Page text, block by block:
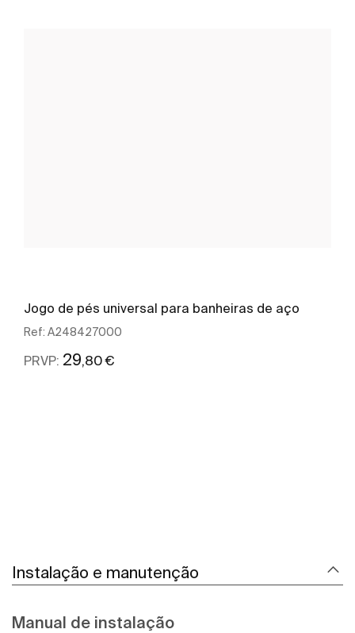
Jogo de pés universal para banheiras de aço
Ref: A248427000
PRVP: 29,80 €
Instalação e manutenção
Manual de instalação